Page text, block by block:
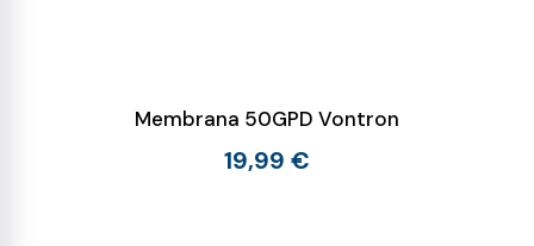
Membrana 50GPD Vontron
19,99 €